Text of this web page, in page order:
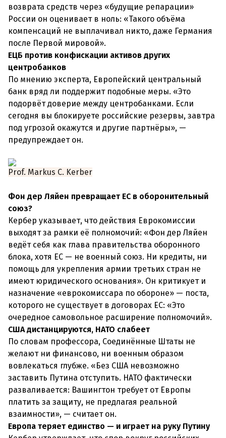
возврата средств через «будущие репарации»
России он оценивает в ноль: «Такого объёма
компенсаций не выплачивал никто, даже Германия
после Первой мировой».
ЕЦБ против конфискации активов других
центробанков
По мнению эксперта, Европейский центральный
банк вряд ли поддержит подобные меры. «Это
подорвёт доверие между центробанками. Если
сегодня вы блокируете российские резервы, завтра
под угрозой окажутся и другие партнёры», —
предупреждает он.
Prof. Markus C. Kerber
Фон дер Ляйен превращает ЕС в оборонительный
союз?
Кербер указывает, что действия Еврокомиссии
выходят за рамки её полномочий: «Фон дер Ляйен
ведёт себя как глава правительства оборонного
блока, хотя ЕС — не военный союз. Ни кредиты, ни
помощь для укрепления армии третьих стран не
имеют юридического основания». Он критикует и
назначение «еврокомиссара по обороне» — поста,
которого не существует в договорах ЕС: «Это
очередное самовольное расширение полномочий».
США дистанцируются, НАТО слабеет
По словам профессора, Соединённые Штаты не
желают ни финансово, ни военным образом
вовлекаться глубже. «Без США невозможно
заставить Путина отступить. НАТО фактически
разваливается: Вашингтон требует от Европы
платить за защиту, не предлагая реальной
взаимности», — считает он.
Европа теряет единство — и играет на руку Путину